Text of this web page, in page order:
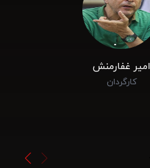
امیر غفارمنش
کارگردان